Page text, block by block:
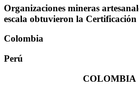
Organizaciones mineras
escala obtuvieron la
Colombia
Perú
COLOMBIA